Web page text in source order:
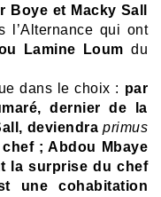
Boye et Macky Sall
l’Alternance qui ont
Lamine Loum du
dans le choix : par
dernier de la
deviendra primus
; Abdou Mbaye
la surprise du chef
une cohabitation